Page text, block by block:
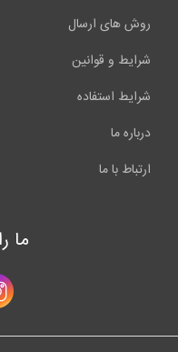
روش های ارسال
شرایط و قوانین
شرایط استفاده
درباره ما
ارتباط با ما
ما